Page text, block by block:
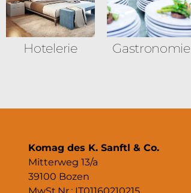
Hotelerie Gastronomie
Komag des K. Sanftl & Co.
Mitterweg 13/a
39100 Bozen